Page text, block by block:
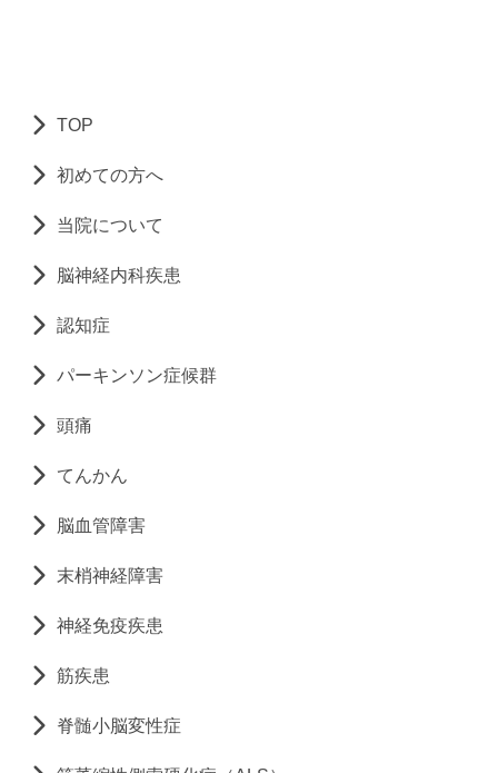
TOP
初めての方へ
当院について
脳神経内科疾患
認知症
パーキンソン症候群
頭痛
てんかん
脳血管障害
末梢神経障害
神経免疫疾患
筋疾患
脊髄小脳変性症